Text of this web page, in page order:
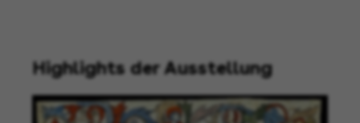
Highlights der Ausstellung